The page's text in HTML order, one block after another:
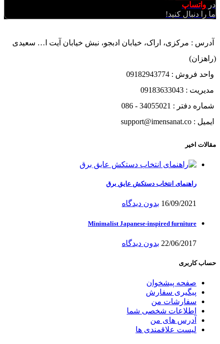
در واتساپ
ما را دنبال کنید!
آدرس : مرکزی، اراک، خیابان ادبجو، نبش خیابان آیت ا… سعیدی
(راهزان)
واحد فروش : 09182943774
مدیریت : 09183633043
شماره دفتر : 34055021 - 086
ایمیل : support@imensanat.co
مقالات اخیر
راهنمای انتخاب دستکش عایق برق
16/09/2021 بدون دیدگاه
Minimalist Japanese-inspired furniture
22/06/2017 بدون دیدگاه
حساب کاربری
صفحه پیشخوان
پیگیری سفارش
سفارشات من
اطلاعات شخصی شما
آدرس های من
لیست علاقمندی ها